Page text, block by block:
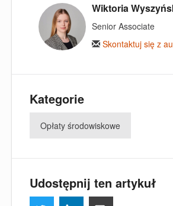
Wiktoria
Senior Associate
Skontaktuj się z
Kategorie
Opłaty środowiskowe
Udostępnij ten artykuł